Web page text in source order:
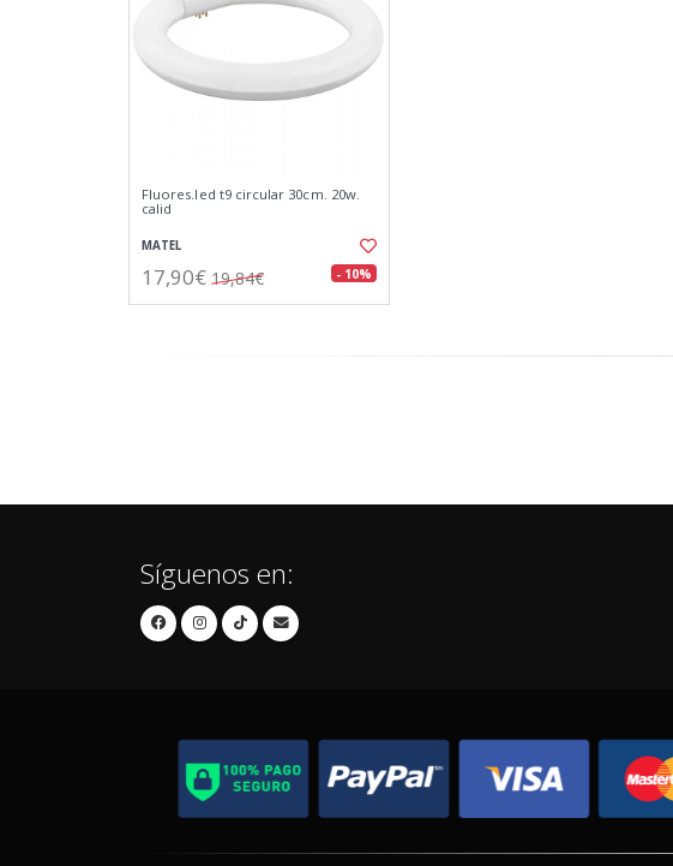
Fluores.led t9 circular 30cm. 20w.
calid
MATEL
17,90€ 19,84€ - 10%
Síguenos en: